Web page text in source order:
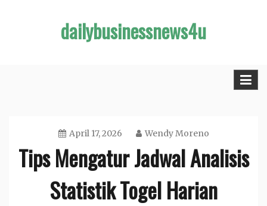
dailybusinessnews4u
April 17, 2026 Wendy Moreno
Tips Mengatur Jadwal Analisis
Statistik Togel Harian